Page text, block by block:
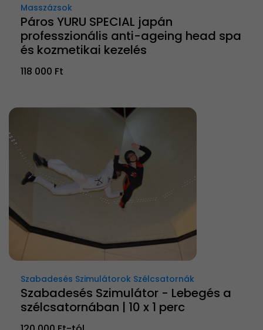
Masszázsok
Páros YURU SPECIAL japán
professzionális anti-ageing head spa
és kozmetikai kezelés
118 000 Ft
Szabadesés Szimulátorok Szélcsatornák
Szabadesés Szimulátor - Lebegés a
szélcsatornában | 10 x 1 perc